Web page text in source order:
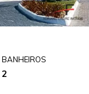
BANHEIROS
2